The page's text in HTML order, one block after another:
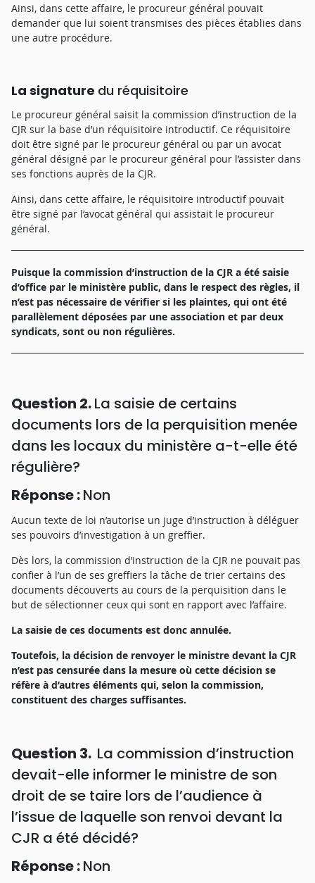
Ainsi, dans cette affaire, le procureur général pouvait
demander que lui soient transmises des pièces établies dans
une autre procédure.
La signature du réquisitoire
Le procureur général saisit la commission d’instruction de la
CJR sur la base d’un réquisitoire introductif. Ce réquisitoire
doit être signé par le procureur général ou par un avocat
général désigné par le procureur général pour l’assister dans
ses fonctions auprès de la CJR.
Ainsi, dans cette affaire, le réquisitoire introductif pouvait
être signé par l’avocat général qui assistait le procureur
général.
Puisque la commission d’instruction de la CJR a été saisie
d’office par le ministère public, dans le respect des règles, il
n’est pas nécessaire de vérifier si les plaintes, qui ont été
parallèlement déposées par une association et par deux
syndicats, sont ou non régulières.
Question 2.La saisie de certains
documents lors de la perquisition menée
dans les locaux du ministère a-t-elle été
régulière?
Réponse :Non
Aucun texte de loi n’autorise un juge d’instruction à déléguer
ses pouvoirs d’investigation à un greffier.
Dès lors, la commission d’instruction de la CJR ne pouvait pas
confier à l’un de ses greffiers la tâche de trier certains des
documents découverts au cours de la perquisition dans le
but de sélectionner ceux qui sont en rapport avec l’affaire.
La saisie de ces documents est donc annulée.
Toutefois, la décision de renvoyer le ministre devant la CJR
n’est pas censurée dans la mesure où cette décision se
réfère à d’autres éléments qui, selon la commission,
constituent des charges suffisantes.
Question 3. La commission d’instruction
devait-elle informer le ministre de son
droit de se taire lors de l’audience à
l’issue de laquelle son renvoi devant la
CJR a été décidé?
Réponse :Non